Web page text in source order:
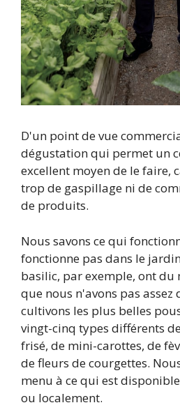
D'un point de vue
dégustation qui permet un
excellent moyen de le faire,
trop de gaspillage ni de
de produits.
Nous savons ce qui
fonctionne pas dans le
basilic, par exemple, ont du
que nous n'avons pas assez
cultivons les plus belles
vingt-cinq types différents
frisé, de mini-carottes, de
de fleurs de courgettes.
menu à ce qui est
ou localement.